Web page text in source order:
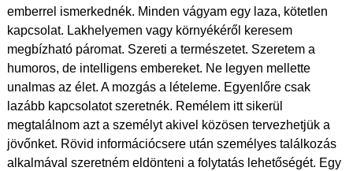
emberrel ismerkednék. Minden vágyam egy laza, kötetlen
kapcsolat. Lakhelyemen vagy környékéről keresem
megbízható páromat. Szereti a természetet. Szeretem a
humoros, de intelligens embereket. Ne legyen mellette
unalmas az élet. A mozgás a lételeme. Egyenlőre csak
lazább kapcsolatot szeretnék. Remélem itt sikerül
megtalálnom azt a személyt akivel közösen tervezhetjük a
jövőnket. Rövid információcsere után személyes találkozás
alkalmával szeretném eldönteni a folytatás lehetőségét. Egy